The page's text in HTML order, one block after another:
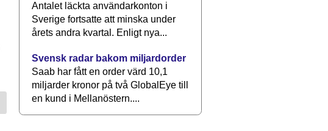
Antalet läckta användarkonton i
Sverige fortsatte att minska under
årets andra kvartal. Enligt nya...
Svensk radar bakom miljardorder
Saab har fått en order värd 10,1
miljarder kronor på två GlobalEye till
en kund i Mellanöstern....